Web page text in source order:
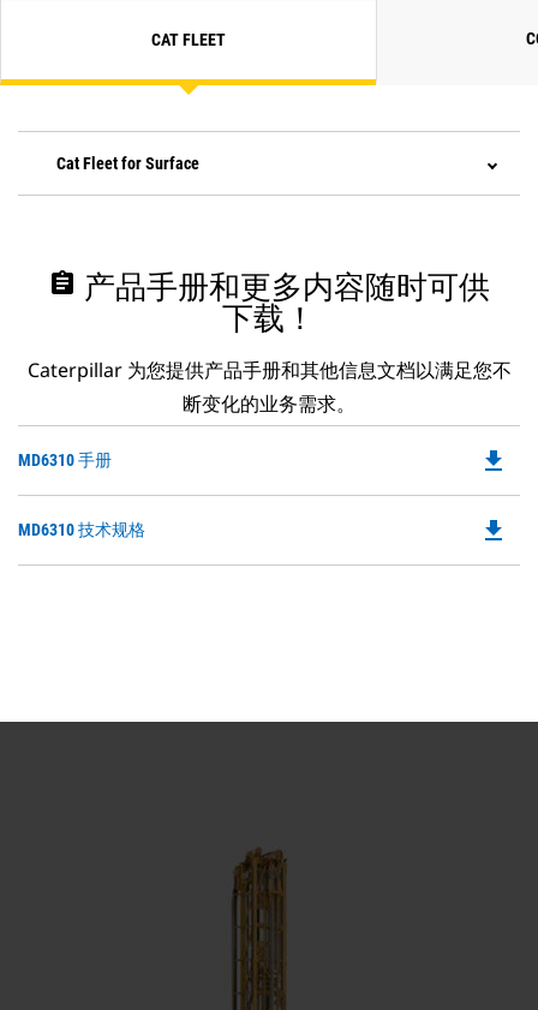
CAT FLEET
Cat Fleet for Surface
assignment 产品手册和更多内容随时可供
下载！
Caterpillar 为您提供产品手册和其他信息文档以满足您不
断变化的业务需求。
MD6310 手册
a
file_download
MD6310 技术规格 file_download